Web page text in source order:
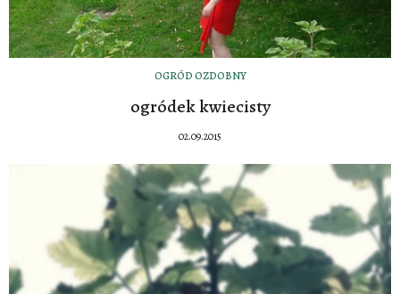
OGRÓD OZDOBNY
ogródek kwiecisty
02.09.2015